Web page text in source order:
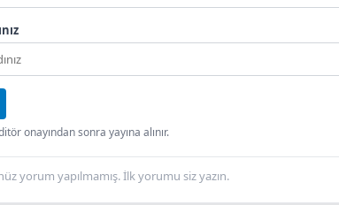
onayından sonra yayına alınır.
yorum yapılmamış. İlk yorumu siz yazın.